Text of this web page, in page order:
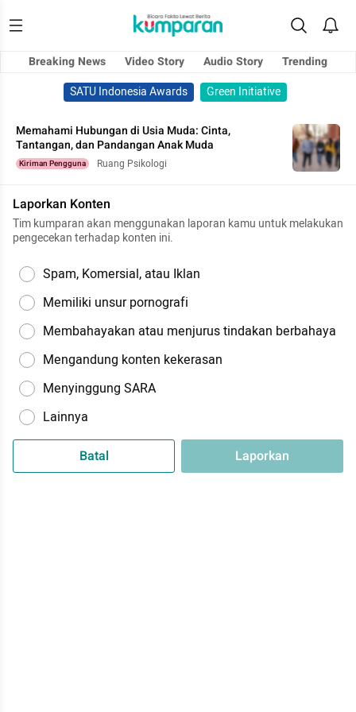
Breaking News Video Story Audio Story
Trending
SATU Indonesia Awards
Green Initiative
Memahami Hubungan di Usia Muda: Cinta,
Tantangan, dan Pandangan Anak Muda
Kiriman Pengguna Ruang Psikologi
Laporkan Konten
Tim kumparan akan menggunakan laporan kamu untuk melakukan
pengecekan terhadap konten ini.
Spam, Komersial, atau Iklan
Memiliki unsur pornografi
Membahayakan atau menjurus tindakan berbahaya
Mengandung konten kekerasan
Menyinggung SARA
Lainnya
Batal Laporkan